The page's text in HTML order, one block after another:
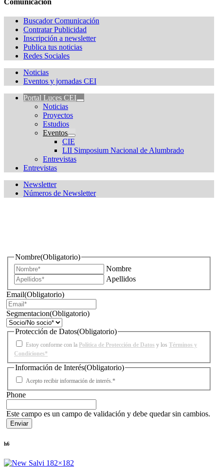
Comunicación
Buscador Comunicación
Contratar Publicidad
Inscripción a newsletter
Publica tus noticias
Redes Sociales
Noticias
Eventos y jornadas CEI
Portal Luces CEI
Noticias
Proyectos
Estudios
Eventos
CIE
LII Simposium Nacional de Alumbrado
Entrevistas
Entrevistas
Newsletter
Números de Newsletter
Nombre(Obligatorio)
Nombre
Apellidos
Email(Obligatorio)
Segmentacion(Obligatorio)
Protección de Datos(Obligatorio)
Estoy conforme con la Política de Protección de Datos y los Términos y
Condiciones*
Información de Interés(Obligatorio)
Acepto recibir información de interés.*
Phone
Este campo es un campo de validación y debe quedar sin cambios.
h6